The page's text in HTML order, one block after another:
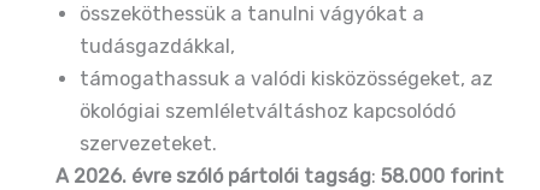
összeköthessük a tanulni vágyókat a
tudásgazdákkal,
támogathassuk a valódi kisközösségeket, az
ökológiai szemléletváltáshoz kapcsolódó
szervezeteket.
A 2026. évre szóló pártolói tagság:58.000 forint